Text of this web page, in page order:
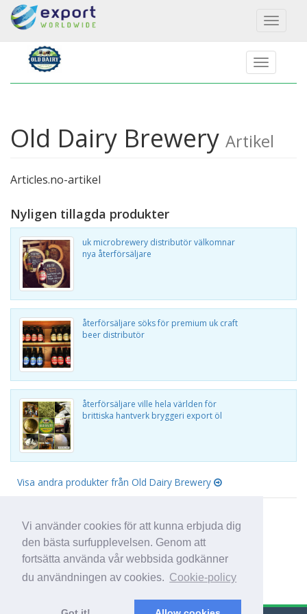
Vi använder cookies för att kunna erbjuda dig
den bästa surfupplevelsen. Genom att
fortsätta använda vår webbsida godkänner
du användningen av cookies. Cookie-policy
Toggle
Old Dairy Brewery Artikel
Articles.no-artikel
Nyligen tillagda produkter
uk microbrewery distributör välkomnar
nya återförsäljare
återförsäljare söks för premium uk craft
beer distributör
återförsäljare ville hela världen för
brittiska hantverk bryggeri export öl
Visa andra produkter från Old Dairy Brewery